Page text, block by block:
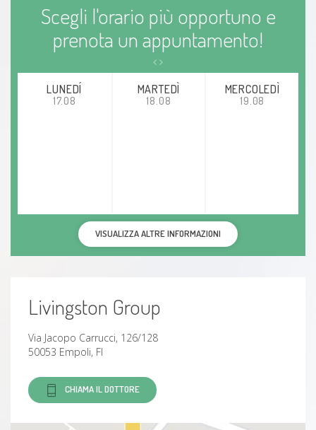
Scegli l'orario più opportuno e
prenota un appuntamento!
LUNEDÍ
17.08
MARTEDÌ
18.08
MERCOLEDÌ
19.08
VISUALIZZA ALTRE INFORMAZIONI
Livingston Group
Via Jacopo Carrucci, 126/128
50053 Empoli, FI
CHIAMA IL DOTTORE